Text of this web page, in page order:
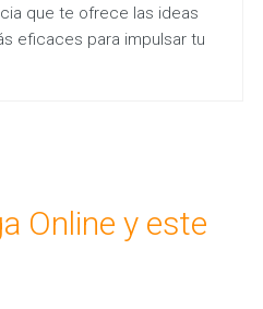
que te ofrece las ideas
eficaces para impulsar tu
Online y este